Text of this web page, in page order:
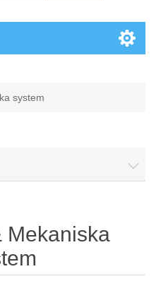
system
Mekaniska